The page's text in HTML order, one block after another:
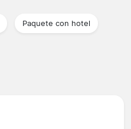
Paquete con hotel